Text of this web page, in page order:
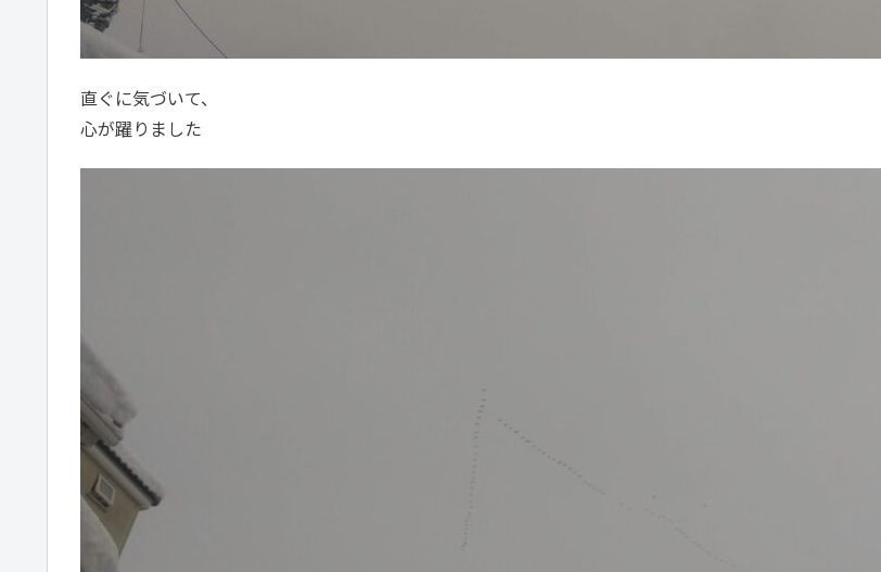
直ぐに気づいて、
心が躍りました